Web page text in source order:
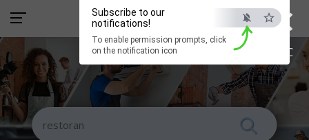
×
ESC
Subscribe to our
notifications!
To enable permission prompts, click
on the notification icon